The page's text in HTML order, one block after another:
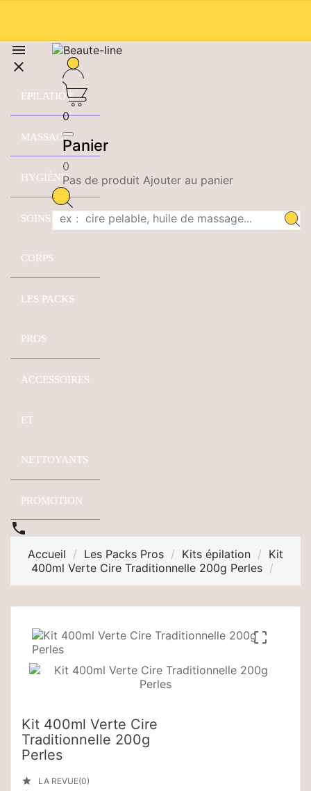


EPILATION
MASSAGE
HYGIÈNE
SOINS DU
CORPS
LES PACKS
PROS
ACCESSOIRES
ET
NETTOYANTS
PROMOTION

0
Panier
0
Pas de produit Ajouter au panier
Accueil Les Packs Pros Kits épilation
Kit
400ml Verte Cire Traditionnelle 200g Perles

Kit 400ml Verte Cire
Traditionnelle 200g
Perles

LA REVUE(0)